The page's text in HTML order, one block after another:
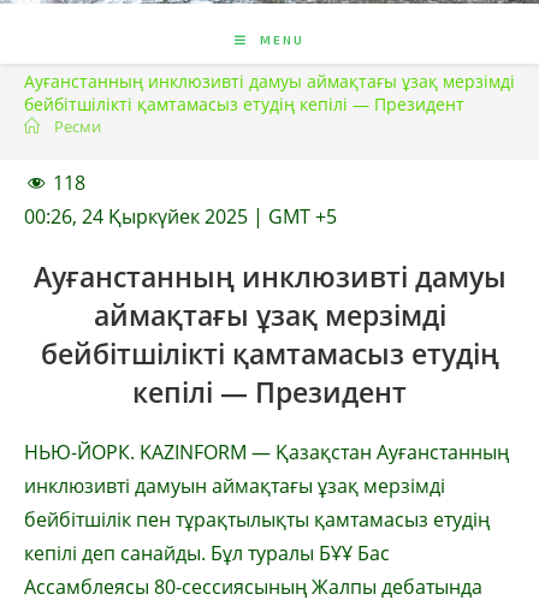
MENU
Ауғанстанның инклюзивті дамуы аймақтағы ұзақ мерзімді
бейбітшілікті қамтамасыз етудің кепілі — Президент
Ресми
118
00:26, 24 Қыркүйек 2025 | GMT +5
Ауғанстанның инклюзивті дамуы
аймақтағы ұзақ мерзімді
бейбітшілікті қамтамасыз етудің
кепілі — Президент
НЬЮ-ЙОРК. KAZINFORM — Қазақстан Ауғанстанның
инклюзивті дамуын аймақтағы ұзақ мерзімді
бейбітшілік пен тұрақтылықты қамтамасыз етудің
кепілі деп санайды. Бұл туралы БҰҰ Бас
Ассамблеясы 80-сессиясының Жалпы дебатында